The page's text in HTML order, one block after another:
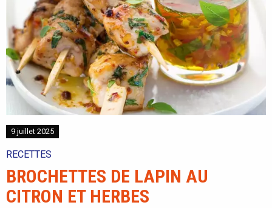
9 juillet 2025
RECETTES
BROCHETTES DE LAPIN AU
CITRON ET HERBES